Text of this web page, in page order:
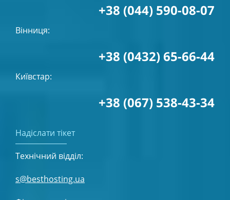
+38 (044) 590-08-07
Вінниця:
+38 (0432) 65-66-44
Київстар:
+38 (067) 538-43-34
Надіслати тікет
Технічний відділ:
s@besthosting.ua